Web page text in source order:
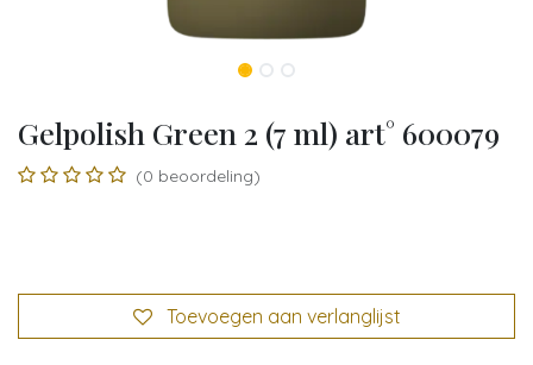
Gelpolish Green 2 (7 ml) art° 600079
(0 beoordeling)
Toevoegen aan verlanglijst